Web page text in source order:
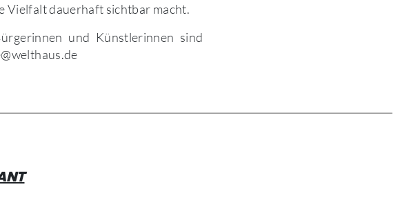
Vielfalt dauerhaft sichtbar macht.
und Künstlerinnen sind